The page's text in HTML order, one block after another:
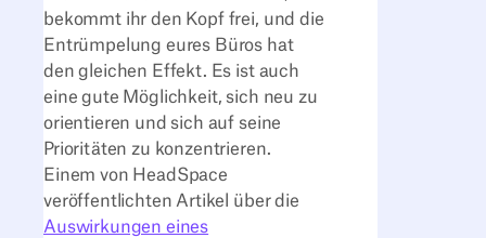
bekommt ihr den Kopf frei, und die
Entrümpelung eures Büros hat
den gleichen Effekt. Es ist auch
eine gute Möglichkeit, sich neu zu
orientieren und sich auf seine
Prioritäten zu konzentrieren.
Einem von HeadSpace
veröffentlichten Artikel über die
Auswirkungen eines